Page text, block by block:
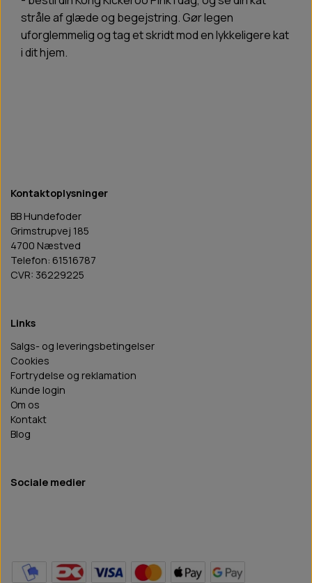
stråle af glæde og begejstring. Gør legen
uforglemmelig og tag et skridt mod en lykkeligere kat
i dit hjem.
Kontaktoplysninger
BB Hundefoder
Grimstrupvej 185
4700 Næstved
Telefon: 61516787
CVR: 36229225
Links
Salgs- og leveringsbetingelser
Cookies
Fortrydelse og reklamation
Kunde login
Om os
Kontakt
Blog
Sociale medier